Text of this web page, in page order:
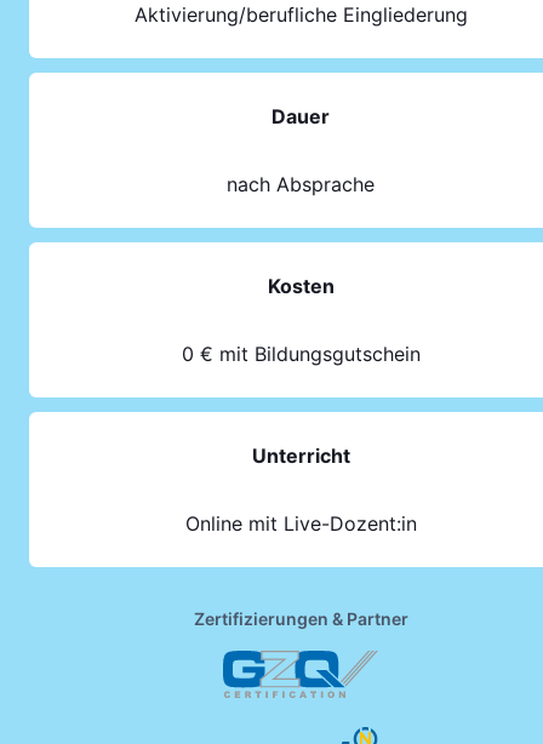
Aktivierung/berufliche Eingliederung
Dauer
nach Absprache
Kosten
0 € mit Bildungsgutschein
Unterricht
Online mit Live-Dozent:in
Zertifizierungen & Partner